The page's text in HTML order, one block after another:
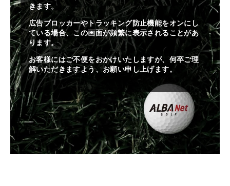
きます。
広告ブロッカーやトラッキング防止機能をオンにし
ている場合、この画面が頻繁に表示されることがあ
ります。
お客様にはご不便をおかけいたしますが、何卒ご理
解いただきますよう、お願い申し上げます。